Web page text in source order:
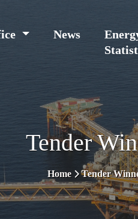
News
Tender
Home Tender